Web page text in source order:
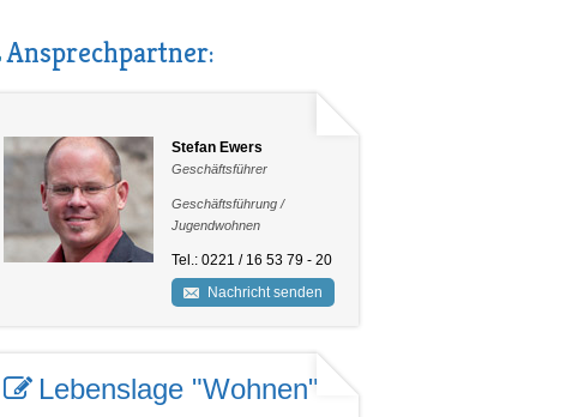
Ansprechpartner:
Stefan Ewers
Geschäftsführer
Geschäftsführung /
Jugendwohnen
Tel.: 0221 / 16 53 79 - 20
Nachricht senden
Lebenslage "Wohnen"